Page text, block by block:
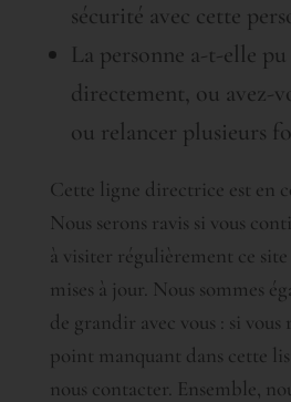
sécurité avec cette
La personne a-t-elle
directement, ou avez-
ou relancer plusieurs
Cette ligne directrice est en
Nous serons ravis si vous
à visiter régulièrement ce
mises à jour. Nous sommes
de grandir avec vous : si vous
point manquant dans cette
nous contacter. Ensemble,